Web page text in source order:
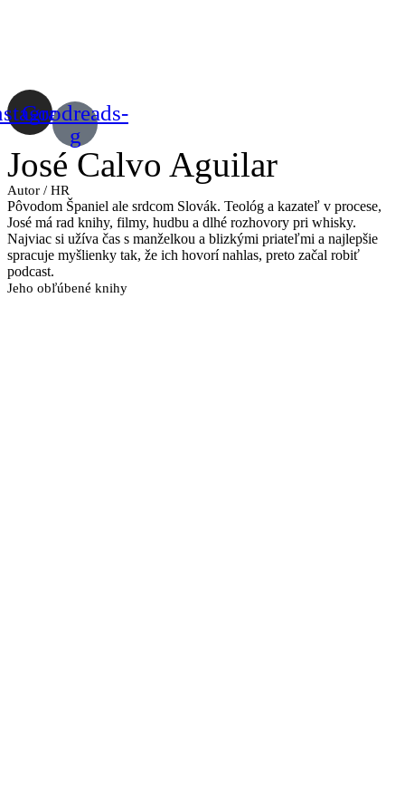
Goodreads-
g
José Calvo Aguilar
Autor / HR
Pôvodom Španiel ale srdcom Slovák. Teológ a kazateľ v procese,
José má rad knihy, filmy, hudbu a dlhé rozhovory pri whisky.
Najviac si užíva čas s manželkou a blizkými priateľmi a najlepšie
spracuje myšlienky tak, že ich hovorí nahlas, preto začal robiť
podcast.
Jeho obľúbené knihy